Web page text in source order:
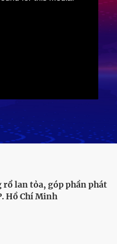
rổ lan tỏa, góp phần phát
Hồ Chí Minh